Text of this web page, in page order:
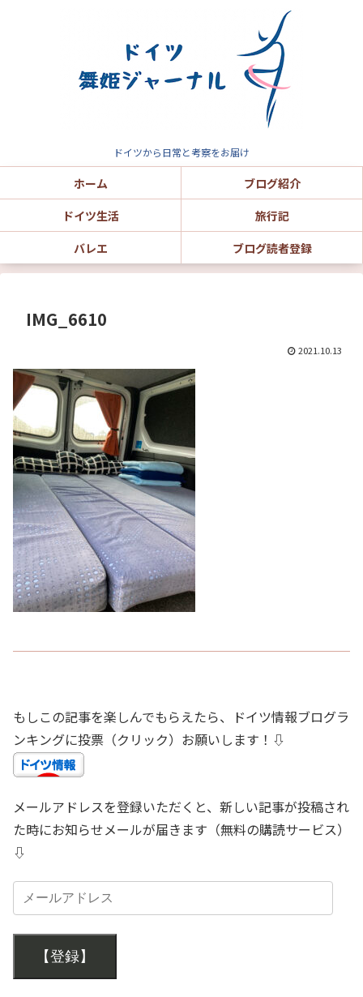
ドイツから日常と考察をお届け
ホーム
ブログ紹介
ドイツ生活
旅行記
バレエ
ブログ読者登録
IMG_6610
2021.10.13
もしこの記事を楽しんでもらえたら、ドイツ情報ブログラ
ンキングに投票（クリック）お願いします！⇩
メールアドレスを登録いただくと、新しい記事が投稿され
た時にお知らせメールが届きます（無料の購読サービス）
⇩
【登録】